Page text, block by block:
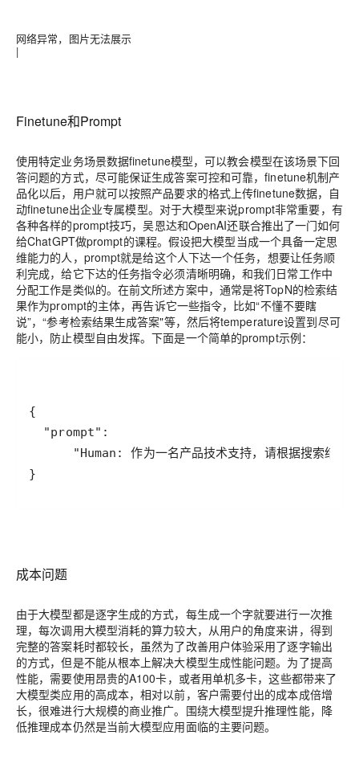
网络异常，图片无法展示
|
Finetune和Prompt
使用特定业务场景数据finetune模型，可以教会模型在该场景下回
答问题的方式，尽可能保证生成答案可控和可靠，finetune机制产
品化以后，用户就可以按照产品要求的格式上传finetune数据，自
动finetune出企业专属模型。对于大模型来说prompt非常重要，有
各种各样的prompt技巧，吴恩达和OpenAI还联合推出了一门如何
给ChatGPT做prompt的课程。假设把大模型当成一个具备一定思
维能力的人，prompt就是给这个人下达一个任务，想要让任务顺
利完成，给它下达的任务指令必须清晰明确，和我们日常工作中
分配工作是类似的。在前文所述方案中，通常是将TopN的检索结
果作为prompt的主体，再告诉它一些指令，比如“不懂不要瞎
说”，“参考检索结果生成答案"等，然后将temperature设置到尽可
能小，防止模型自由发挥。下面是一个简单的prompt示例：
}
成本问题
由于大模型都是逐字生成的方式，每生成一个字就要进行一次推
理，每次调用大模型消耗的算力较大，从用户的角度来讲，得到
完整的答案耗时都较长，虽然为了改善用户体验采用了逐字输出
的方式，但是不能从根本上解决大模型生成性能问题。为了提高
性能，需要使用昂贵的A100卡，或者用单机多卡，这些都带来了
大模型类应用的高成本，相对以前，客户需要付出的成本成倍增
长，很难进行大规模的商业推广。围绕大模型提升推理性能，降
低推理成本仍然是当前大模型应用面临的主要问题。